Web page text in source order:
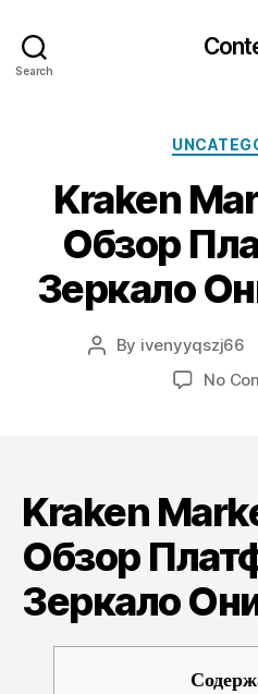
Search
Kraken
Обзор
Зеркало
Post
By ivenyyqszj66
No
Kraken
Обзор
Зеркало